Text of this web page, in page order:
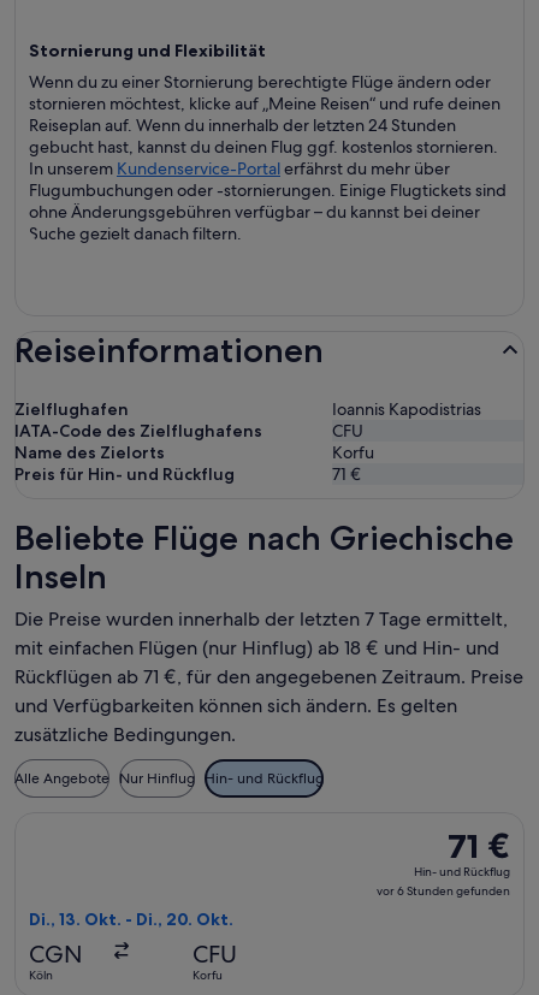
Stornierung und Flexibilität
Wenn du zu einer Stornierung berechtigte Flüge ändern oder
stornieren möchtest, klicke auf „Meine Reisen“ und rufe deinen
Reiseplan auf. Wenn du innerhalb der letzten 24 Stunden
gebucht hast, kannst du deinen Flug ggf. kostenlos stornieren.
In unserem Kundenservice-Portalerfährst du mehr über
Flugumbuchungen oder -stornierungen. Einige Flugtickets sind
ohne Änderungsgebühren verfügbar – du kannst bei deiner
Suche gezielt danach filtern.
Reiseinformationen
Zielflughafen
Ioannis Kapodistrias
IATA-Code des Zielflughafens
CFU
Name des Zielorts
Korfu
Preis für Hin- und Rückflug
71 €
Beliebte Flüge nach Griechische
Inseln
Die Preise wurden innerhalb der letzten 7 Tage ermittelt,
mit einfachen Flügen (nur Hinflug) ab 18 € und Hin- und
Rückflügen ab 71 €, für den angegebenen Zeitraum. Preise
und Verfügbarkeiten können sich ändern. Es gelten
zusätzliche Bedingungen.
Alle Angebote Nur Hinflug Hin- und Rückflug
71 €
Hin-
und
71 €
Hin- und Rückflug
vor 6 Stunden gefunden
Di., 13. Okt. - Di., 20. Okt.
CGN
Köln
CFU
Korfu